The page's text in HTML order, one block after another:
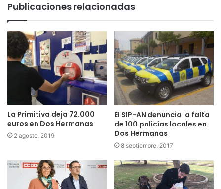
Publicaciones relacionadas
La Primitiva deja 72.000
euros en Dos Hermanas
2 agosto, 2019
El SIP-AN denuncia la falta
de 100 policías locales en
Dos Hermanas
8 septiembre, 2017